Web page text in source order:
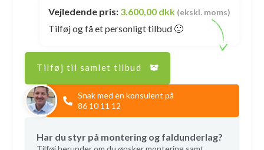
Vejledende pris: 3.600,00 dkk (ekskl. moms)
Tilføj og få et personligt tilbud 🙂
Snak med en konsulent på
86 10 11 12
Tilføj til samlet tilbud
Har du styr på montering og faldunderlag?